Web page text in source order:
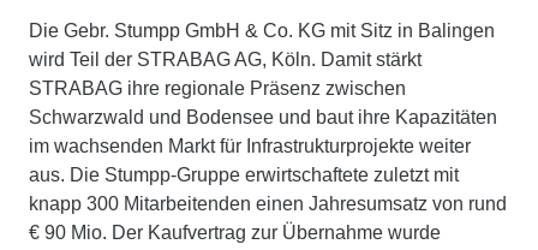
Die Gebr. Stumpp GmbH & Co. KG mit Sitz in Balingen
wird Teil der STRABAG AG, Köln. Damit stärkt
STRABAG ihre regionale Präsenz zwischen
Schwarzwald und Bodensee und baut ihre Kapazitäten
im wachsenden Markt für Infrastrukturprojekte weiter
aus. Die Stumpp-Gruppe erwirtschaftete zuletzt mit
knapp 300 Mitarbeitenden einen Jahresumsatz von rund
€ 90 Mio. Der Kaufvertrag zur Übernahme wurde